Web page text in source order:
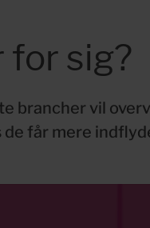
for sig?
vil
får mere